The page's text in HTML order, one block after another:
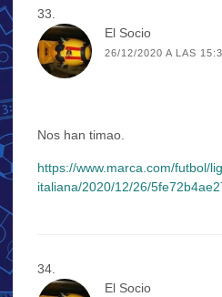
El Socio
26/12/2020 A LAS
Nos han timao.
https://www.marca.com/futbol/
italiana/2020/12/26/
El Socio